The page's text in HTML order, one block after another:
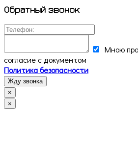
Обратный звонок
Мною
согласие с документом
Политика безопасности
Жду звонка
×
×